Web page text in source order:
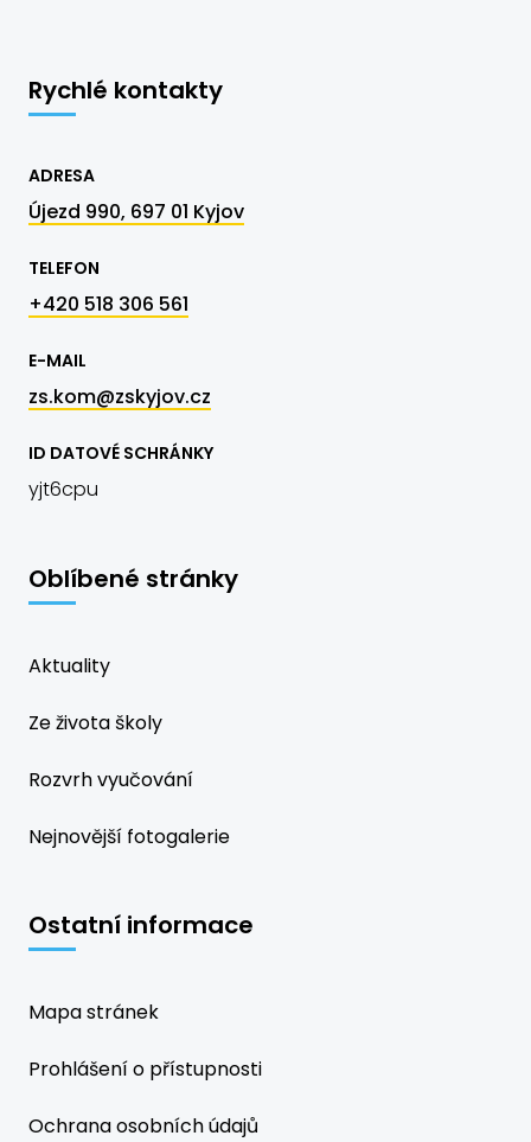
Rychlé kontakty
ADRESA
Újezd 990, 697 01 Kyjov
TELEFON
+420 518 306 561
E-MAIL
zs.kom@zskyjov.cz
ID DATOVÉ SCHRÁNKY
yjt6cpu
Oblíbené stránky
Aktuality
Ze života školy
Rozvrh vyučování
Nejnovější fotogalerie
Ostatní informace
Mapa stránek
Prohlášení o přístupnosti
Ochrana osobních údajů